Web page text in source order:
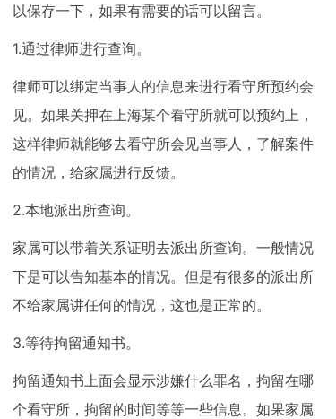
以保存一下，如果有需要的话可以留言。
1.通过律师进行查询。
律师可以绑定当事人的信息来进行看守所预约会
见。如果关押在上海某个看守所就可以预约上，
这样律师就能够去看守所会见当事人，了解案件
的情况，给家属进行反馈。
2.本地派出所查询。
家属可以带着关系证明去派出所查询。一般情况
下是可以告知基本的情况。但是有很多的派出所
不给家属讲任何的情况，这也是正常的。
3.等待拘留通知书。
拘留通知书上面会显示涉嫌什么罪名，拘留在哪
个看守所，拘留的时间等等一些信息。如果家属